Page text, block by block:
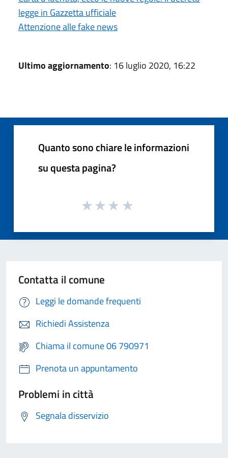
legge in Gazzetta ufficiale
Attenzione alle fake news
Ultimo aggiornamento: 16 luglio 2020, 16:22
Quanto sono chiare le informazioni
su questa pagina?
Contatta il comune
Leggi le domande frequenti
Richiedi Assistenza
Chiama il comune 06 790971
Prenota un appuntamento
Problemi in città
Segnala disservizio